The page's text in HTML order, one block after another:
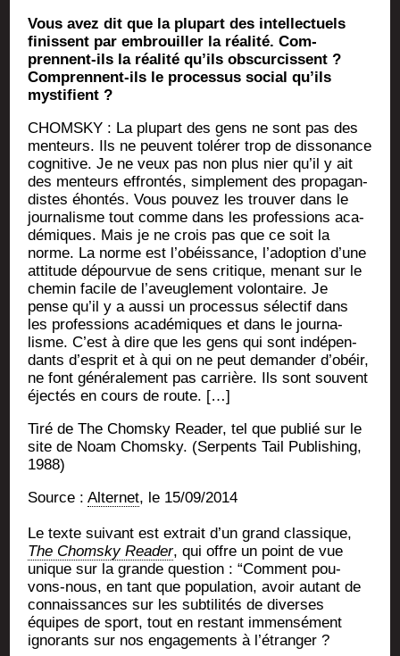
Vous avez dit que la plu­part des intel­lec­tuels
finissent par embrouiller la réa­li­té. Com­
prennent-ils la réa­li­té qu’ils obs­cur­cissent ?
Com­prennent-ils le pro­ces­sus social qu’ils
mystifient ?
CHOMSKY : La plu­part des gens ne sont pas des
men­teurs. Ils ne peuvent tolé­rer trop de dis­so­nance
cog­ni­tive. Je ne veux pas non plus nier qu’il y ait
des men­teurs effron­tés, sim­ple­ment des pro­pa­gan­
distes éhon­tés. Vous pou­vez les trou­ver dans le
jour­na­lisme tout comme dans les pro­fes­sions aca­
dé­miques. Mais je ne crois pas que ce soit la
norme. La norme est l’obéissance, l’adoption d’une
atti­tude dépour­vue de sens cri­tique, menant sur le
che­min facile de l’aveuglement volon­taire. Je
pense qu’il y a aus­si un pro­ces­sus sélec­tif dans
les pro­fes­sions aca­dé­miques et dans le jour­na­
lisme. C’est à dire que les gens qui sont indé­pen­
dants d’esprit et à qui on ne peut deman­der d’obéir,
ne font géné­ra­le­ment pas car­rière. Ils sont sou­vent
éjec­tés en cours de route. […]
Tiré de The Chom­sky Rea­der, tel que publié sur le
site de Noam Chom­sky. (Ser­pents Tail Publi­shing,
1988)
Source :Alter­net, le 15/09/2014
Le texte sui­vant est extrait d’un grand clas­sique,
The Chom­sky Rea­der, qui offre un point de vue
unique sur la grande ques­tion : “Com­ment pou­
vons-nous, en tant que popu­la­tion, avoir autant de
connais­sances sur les sub­ti­li­tés de diverses
équipes de sport, tout en res­tant immen­sé­ment
igno­rants sur nos enga­ge­ments à l’étranger ?